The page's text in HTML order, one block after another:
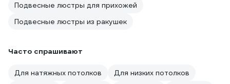
Подвесные люстры для прихожей
Подвесные люстры из ракушек
Часто спрашивают
Для натяжных потолков
Для низких потолков